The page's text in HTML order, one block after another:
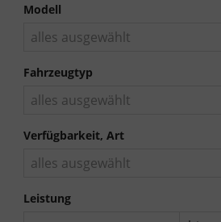
Modell
alles ausgewählt
Fahrzeugtyp
alles ausgewählt
Verfügbarkeit, Art
alles ausgewählt
Leistung